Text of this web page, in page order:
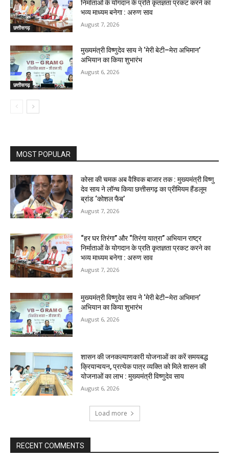
छत्तीसगढ़
निर्माताओं के योगदान के प्रति कृतज्ञता प्रकट करने का
भव्य माध्यम बनेगा : अरुण साव
August 7, 2026
छत्तीसगढ़
मुख्यमंत्री विष्णुदेव साय ने ‘मेरी बेटी–मेरा अभिमान’
अभियान का किया शुभारंभ
August 6, 2026
MOST POPULAR
कोसा की चमक अब वैश्विक बाजार तक : मुख्यमंत्री विष्णु
देव साय ने लॉन्च किया छत्तीसगढ़ का प्रीमियम हैंडलूम
ब्रांड ‘कोशल फैब’
August 7, 2026
“हर घर तिरंगा” और “तिरंगा यात्रा” अभियान राष्ट्र
निर्माताओं के योगदान के प्रति कृतज्ञता प्रकट करने का
भव्य माध्यम बनेगा : अरुण साव
August 7, 2026
मुख्यमंत्री विष्णुदेव साय ने ‘मेरी बेटी–मेरा अभिमान’
अभियान का किया शुभारंभ
August 6, 2026
शासन की जनकल्याणकारी योजनाओं का करें समयबद्ध
क्रियान्वयन, प्रत्येक पात्र व्यक्ति को मिले शासन की
योजनाओं का लाभ : मुख्यमंत्री विष्णुदेव साय
August 6, 2026
Load more
RECENT COMMENTS